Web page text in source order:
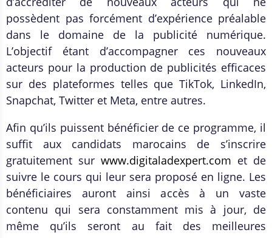
possèdent pas forcément d’expérience préalable
dans le domaine de la publicité numérique.
L’objectif étant d’accompagner ces nouveaux
acteurs pour la production de publicités efficaces
sur des plateformes telles que TikTok, LinkedIn,
Snapchat, Twitter et Meta, entre autres.
Afin qu’ils puissent bénéficier de ce programme, il
suffit aux candidats marocains de s’inscrire
gratuitement sur www.digitaladexpert.com et de
suivre le cours qui leur sera proposé en ligne. Les
bénéficiaires auront ainsi accès à un vaste
contenu qui sera constamment mis à jour, de
même qu’ils seront au fait des meilleures